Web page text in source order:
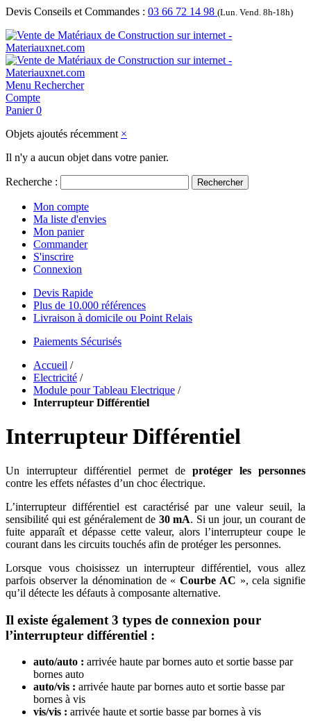
Devis Conseils et Commandes : 03 66 72 14 98 (Lun. Vend. 8h-18h)
Menu Rechercher
Compte
Panier 0
Objets ajoutés récemment ×
Il n'y a aucun objet dans votre panier.
Recherche : Rechercher
Mon compte
Ma liste d'envies
Mon panier
Commander
S'inscrire
Connexion
Devis Rapide
Plus de 10.000 références
Livraison à domicile ou Point Relais
Paiements Sécurisés
Accueil /
Electricité /
Module pour Tableau Electrique /
Interrupteur Différentiel
Interrupteur Différentiel
Un interrupteur différentiel permet de protéger les personnes
contre les effets néfastes d’un choc électrique.
L’interrupteur différentiel est caractérisé par une valeur seuil, la
sensibilité qui est généralement de 30 mA. Si un jour, un courant de
fuite apparaît et dépasse cette valeur, alors l’interrupteur coupe le
courant dans les circuits touchés afin de protéger les personnes.
Lorsque vous choisissez un interrupteur différentiel, vous allez
parfois observer la dénomination de «Courbe AC », cela signifie
qu’il détecte les défauts à composante alternative.
Il existe également 3 types de connexion pour
l’interrupteur différentiel :
auto/auto : arrivée haute par bornes auto et sortie basse par
bornes auto
auto/vis : arrivée haute par bornes auto et sortie basse par
bornes à vis
vis/vis : arrivée haute et sortie basse par bornes à vis